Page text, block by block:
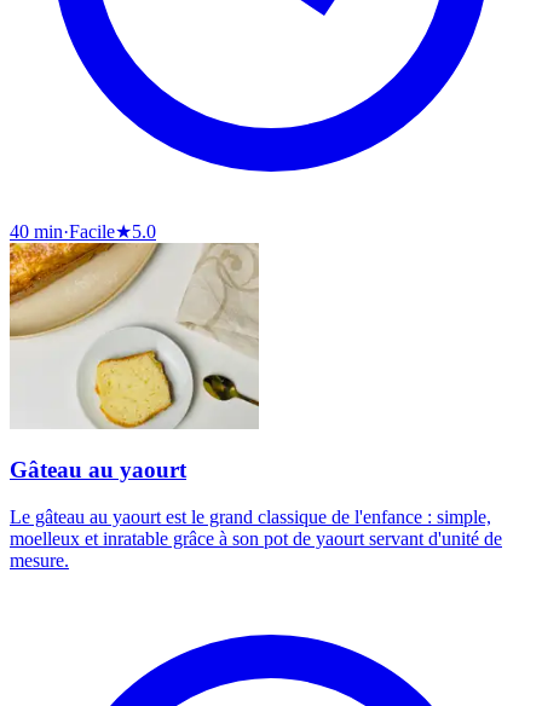
40 min·Facile★5.0
Gâteau au yaourt
Le gâteau au yaourt est le grand classique de l'enfance : simple,
moelleux et inratable grâce à son pot de yaourt servant d'unité de
mesure.